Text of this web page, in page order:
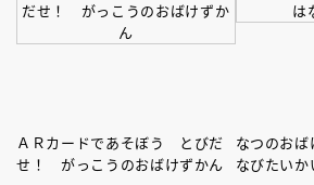
ＡＲカードであそぼう とびだ
せ！ がっこうのおばけずかん
なつのお
なびたいか